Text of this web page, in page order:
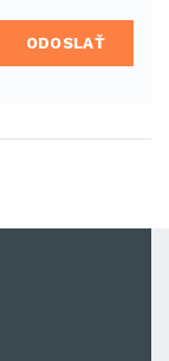
ODOSLAŤ